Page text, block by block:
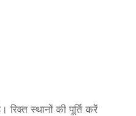
स्थानों की पूर्ति करें